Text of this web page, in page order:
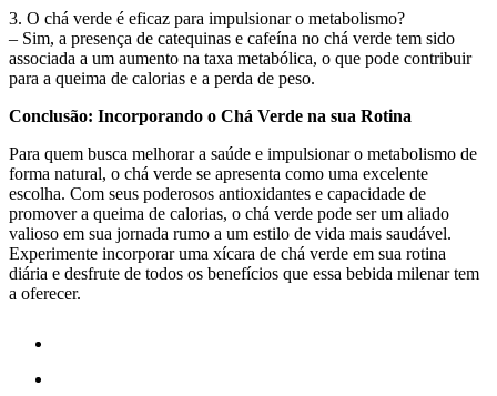
3. O chá verde é eficaz para impulsionar o metabolismo?
– Sim, a presença de catequinas e cafeína no chá verde tem sido
associada a um aumento na taxa metabólica, o que pode contribuir
para a queima de calorias e a perda de peso.
Conclusão: Incorporando o Chá Verde na sua Rotina
Para quem busca melhorar a saúde e impulsionar o metabolismo de
forma natural, o chá verde se apresenta como uma excelente
escolha. Com seus poderosos antioxidantes e capacidade de
promover a queima de calorias, o chá verde pode ser um aliado
valioso em sua jornada rumo a um estilo de vida mais saudável.
Experimente incorporar uma xícara de chá verde em sua rotina
diária e desfrute de todos os benefícios que essa bebida milenar tem
a oferecer.